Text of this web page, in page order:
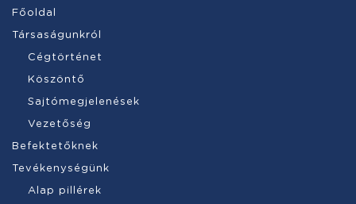
Főoldal
Társaságunkról
Cégtörténet
Köszöntő
Sajtómegjelenések
Vezetőség
Befektetőknek
Tevékenységünk
Alap pillérek